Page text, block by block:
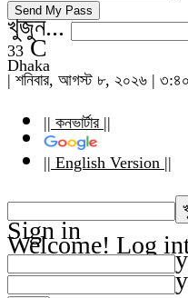
খুজুন...
33 C
Dhaka
| শনিবার, আগস্ট ৮, ২০২৬ |
|| কনভার্টার ||
|| English Version ||
Sign in
Welcome! Log